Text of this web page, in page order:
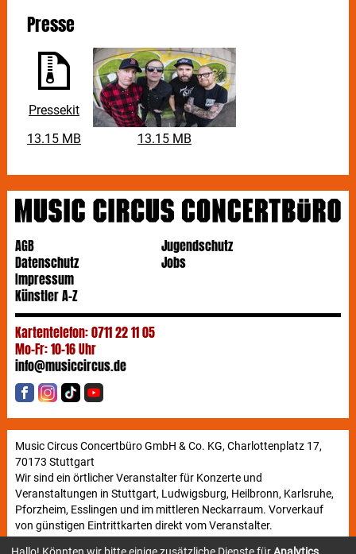
Presse
Pressekit
13.15 MB
13.15 MB
AGB
Datenschutz
Impressum
Jugendschutz
Jobs
Künstler A-Z
Kartentelefon: 0711 22 11 05
Mo-Fr: 10-16 Uhr
info@musiccircus.de
Music Circus Concertbüro GmbH & Co. KG, Charlottenplatz 17,
70173 Stuttgart
Wir sind ein örtlicher Veranstalter für Konzerte und
Veranstaltungen in Stuttgart, Ludwigsburg, Heilbronn, Karlsruhe,
Pforzheim, Esslingen und im mittleren Neckarraum. Vorverkauf
von günstigen Eintrittkarten direkt vom Veranstalter.